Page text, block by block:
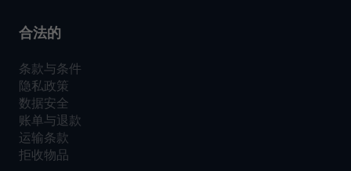
合法的
条款与条件
隐私政策
数据安全
账单与退款
运输条款
拒收物品